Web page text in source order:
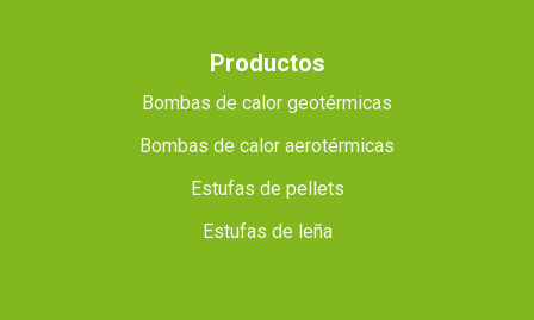
Productos
Bombas de calor geotérmicas
Bombas de calor aerotérmicas
Estufas de pellets
Estufas de leña